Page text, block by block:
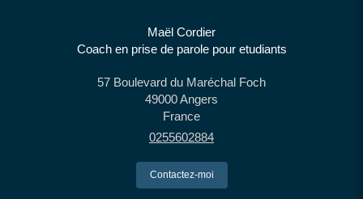
Maël Cordier
Coach en prise de parole pour etudiants
57 Boulevard du Maréchal Foch
49000Angers
France
0255602884
Contactez-moi